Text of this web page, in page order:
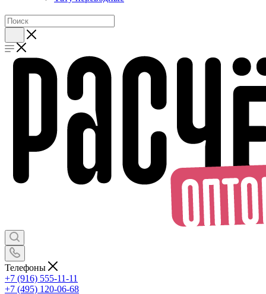
Телефоны
+7 (916) 555-11-11
+7 (495) 120-06-68